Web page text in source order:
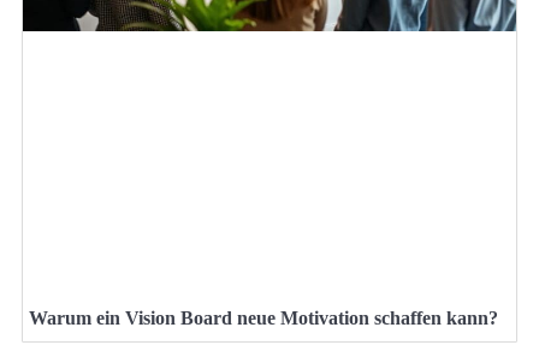
Warum ein Vision Board neue Motivation schaffen kann?